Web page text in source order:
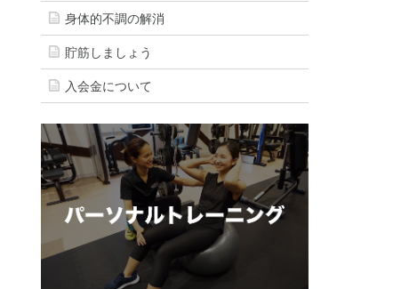
身体的不調の解消
貯筋しましょう
入会金について